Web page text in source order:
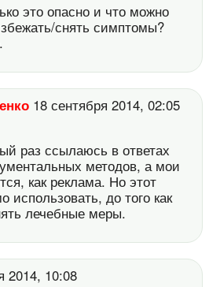
это опасно и что можно
снять симптомы?
18 сентября 2014, 02:05
раз ссылаюсь в ответах
методов, а мои
как реклама. Но этот
использовать, до того как
лечебные меры.
2014, 10:08